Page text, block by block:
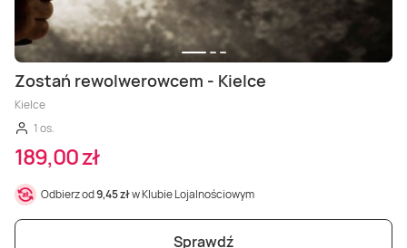
Zostań rewolwerowcem - Kielce
Kielce
1 os.
189,00 zł
Odbierz od9,45 złw Klubie Lojalnościowym
Sprawdź